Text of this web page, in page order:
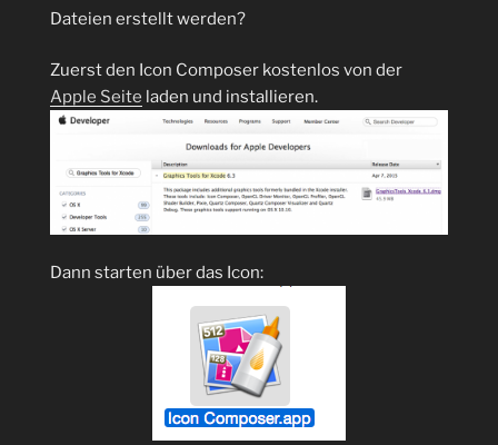
ins
kopieren?“
Dateien erstellt werden?
Zuerst den Icon Composer kostenlos von der
Apple Seite laden und installieren.
Dann starten über das Icon: